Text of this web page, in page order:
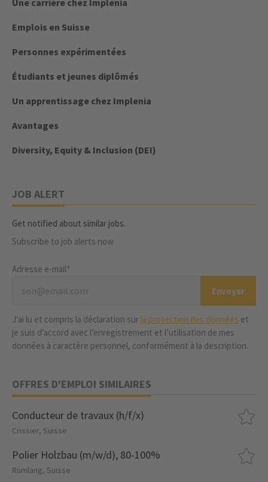
Une carrière chez Implenia
Emplois en Suisse
Personnes expérimentées
Étudiants et jeunes diplômés
Un apprentissage chez Implenia
Avantages
Diversity, Equity & Inclusion (DEI)
JOB ALERT
Get notified about similar jobs.
Subscribe to job alerts now
Adresse e-mail*
J’ai lu et compris la déclaration sur la protection des données et
je suis d’accord avec l’enregistrement et l’utilisation de mes
données à caractère personnel, conformément à la description.
OFFRES D'EMPLOI SIMILAIRES
Conducteur de travaux (h/f/x)
Crissier, Suisse
Polier Holzbau (m/w/d), 80-100%
Rümlang, Suisse